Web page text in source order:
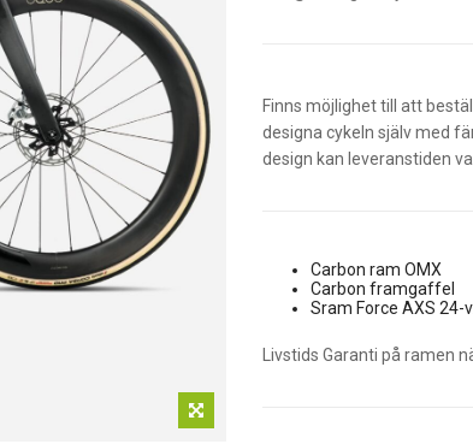
Finns möjlighet till att
designa cykeln själv med
design kan leveranstiden
Carbon ram OMX
Carbon framgaffel
Sram Force AXS 24-
Livstids Garanti på ramen